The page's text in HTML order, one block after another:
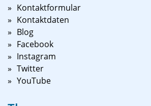
Kontaktformular
Kontaktdaten
Blog
Facebook
Instagram
Twitter
YouTube